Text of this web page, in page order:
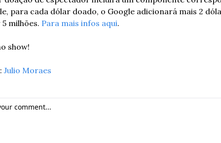
para cada dólar doado, o Google adicionará mais 2
milhões. Para mais infos aqui.
show!
Julio Moraes